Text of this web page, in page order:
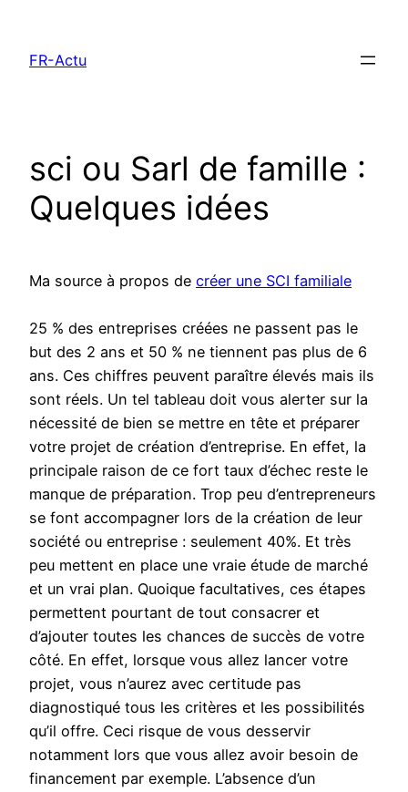
contenu
FR-Actu
sci ou Sarl de famille :
Quelques idées
Ma source à propos de créer une SCI familiale
25 % des entreprises créées ne passent pas le
but des 2 ans et 50 % ne tiennent pas plus de 6
ans. Ces chiffres peuvent paraître élevés mais ils
sont réels. Un tel tableau doit vous alerter sur la
nécessité de bien se mettre en tête et préparer
votre projet de création d’entreprise. En effet, la
principale raison de ce fort taux d’échec reste le
manque de préparation. Trop peu d’entrepreneurs
se font accompagner lors de la création de leur
société ou entreprise : seulement 40%. Et très
peu mettent en place une vraie étude de marché
et un vrai plan. Quoique facultatives, ces étapes
permettent pourtant de tout consacrer et
d’ajouter toutes les chances de succès de votre
côté. En effet, lorsque vous allez lancer votre
projet, vous n’aurez avec certitude pas
diagnostiqué tous les critères et les possibilités
qu’il offre. Ceci risque de vous desservir
notamment lors que vous allez avoir besoin de
financement par exemple. L’absence d’un